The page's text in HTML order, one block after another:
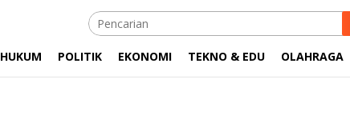
HUKUM POLITIK EKONOMI TEKNO & EDU OLAHRAGA